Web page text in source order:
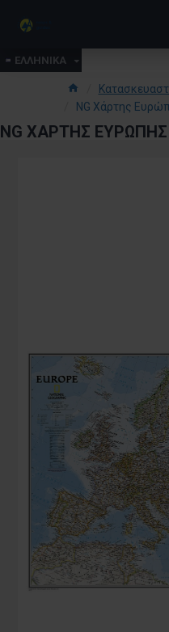
ΕΛΛΗΝΙΚΑ
NG Χάρτης
NG ΧΆΡΤΗΣ ΕΥΡΏΠΗΣ